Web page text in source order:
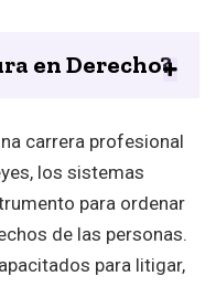
en Derecho?
carrera profesional
los sistemas
para ordenar
de las personas.
para litigar,